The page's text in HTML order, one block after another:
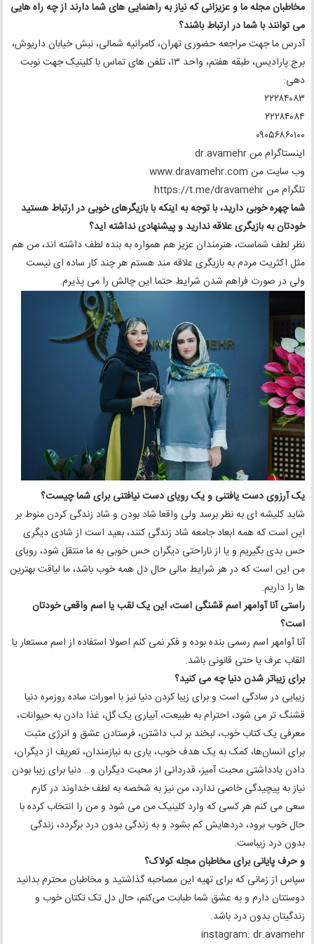
مخاطبان مجله ما و عزیزانی که نیاز به راهنمایی های شما دارند از چه راه هایی
می توانند با شما در ارتباط باشند؟
آدرس ما جهت مراجعه حضوری تهران، کامرانیه شمالی، نبش خیابان داریوش،
برج پارادیس، طبقه هفتم، واحد ۱۳، تلفن های تماس با کلینیک جهت نوبت
دهی:
۲۲۲۸۴۰۸۳
۲۲۲۸۴۰۸۴
۰۹۰۵۶۸۶۰۱۰۰
اینستاگرام من dr.avamehr
وب سایت من www.dravamehr.com
تلگرام من https://t.me/dravamehr
شما چهره خوبی دارید، با توجه به اینکه با بازیگرهای خوبی در ارتباط هستید
خودتان به بازیگری علاقه ندارید و پیشنهادی نداشته اید؟
نظر لطف شماست، هنرمندان عزیز هم همواره به بنده لطف داشته اند، من هم
مثل اکثریت مردم به بازیگری علاقه مند هستم هر چند کار ساده ای نیست
ولی در صورت فراهم شدن شرایط حتما این چالش را می پذیرم.
یک آرزوی دست یافتنی و یک رویای دست نیافتنی برای شما چیست؟
شاید کلیشه ای به نظر برسد ولی واقعا شاد بودن و شاد زندگی کردن منوط بر
این است که همه ابعاد جامعه شاد زندگی کنند، بعید است از شادی دیگری
حس بدی بگیریم و یا از ناراحتی دیگران حس خوبی به ما منتقل شود، رویای
من این است که در هر شرایط مالی حال دل همه خوب باشد، ما لیاقت بهترین
ها را داریم.
راستی آنا آوامهر اسم قشنگی است، این یک لقب یا اسم واقعی خودتان
است؟
آنا آوامهر اسم رسمی بنده بوده و فکر نمی کنم اصولا استفاده از اسم مستعار یا
القاب عرف یا حتی قانونی باشد.
برای زیباتر شدن دنیا چه می کنید؟
زیبایی در سادگی است و برای زیبا کردن دنیا نیز با امورات ساده روزمره دنیا
قشنگ تر می شود، احترام به طبیعت، آبیاری یک گل، غذا دادن به حیوانات،
معرفی یک کتاب خوب، لبخند بر لب داشتن، فرستادن عشق و انرژی مثبت
برای انسان‌ها، کمک به یک هدف خوب، یاری به نیازمندان، تعریف از دیگران،
دادن یادداشتی محبت آمیز، قدردانی از محبت دیگران و… دنیا برای زیبا بودن
نیاز به پیچیدگی خاصی ندارد، من نیز به شخصه به لطف خداوند در کارم
سعی می‌ کنم هر کسی که وارد کلینیک من می شود و من را انتخاب کرده با
حال خوب برود، دردهایش کم بشود و به زندگی بدون درد برگردد، زندگی
بدون درد زیباست.
و حرف پایانی برای مخاطبان مجله کولاک؟
سپاس از زمانی که برای تهیه این مصاحبه گذاشتید و مخاطبان محترم بدانید
دوستتان دارم و به عشق شما طبابت می‌کنم، حال دل تک تکتان خوب و
زندگیتان بدون درد باشد.
instagram: dr.avamehr